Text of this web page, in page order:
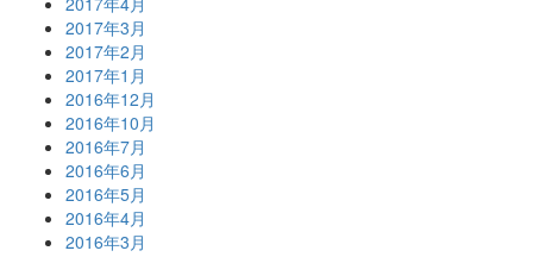
2017年3月
2017年2月
2017年1月
2016年12月
2016年10月
2016年7月
2016年6月
2016年5月
2016年4月
2016年3月